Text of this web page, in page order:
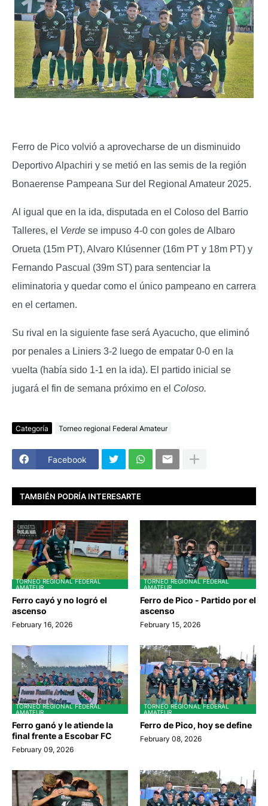
Ferro de Pico volvió a aprovecharse de un disminuido
Deportivo Alpachiri y se metió en las semis de la región
Bonaerense Pampeana Sur del Regional Amateur 2025.
Al igual que en la ida, disputada en el Coloso del Barrio
Talleres, el Verde se impuso 4-0 con goles de Albaro
Orueta (15m PT), Alvaro Klúsenner (16m PT y 18m PT) y
Fernando Pascual (39m ST) para sentenciar la
eliminatoria y quedar como el único pampeano en carrera
en el certamen.
Su rival en la siguiente fase será Ayacucho, que eliminó
por penales a Liniers 3-2 luego de empatar 0-0 en la
vuelta (había sido 1-1 en la ida). El partido inicial se
jugará el fin de semana próximo en el Coloso.
Categoría Torneo regional Federal Amateur
Facebook
TAMBIÉN PODRÍA INTERESARTE
TORNEO REGIONAL FEDERAL
AMATEUR
Ferro cayó y no logró el
ascenso
February 16, 2026
TORNEO REGIONAL FEDERAL
AMATEUR
Ferro de Pico - Partido por el
ascenso
February 15, 2026
TORNEO REGIONAL FEDERAL
AMATEUR
Ferro ganó y le atiende la
final frente a Escobar FC
February 09, 2026
TORNEO REGIONAL FEDERAL
AMATEUR
Ferro de Pico, hoy se define
February 08, 2026